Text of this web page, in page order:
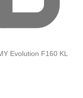
Evolution F160 KL